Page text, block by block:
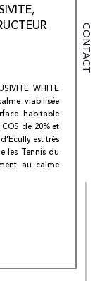
CONTACT
WHITE
viabilisée
habitable
de 20% et
est très
les Tennis du
au calme